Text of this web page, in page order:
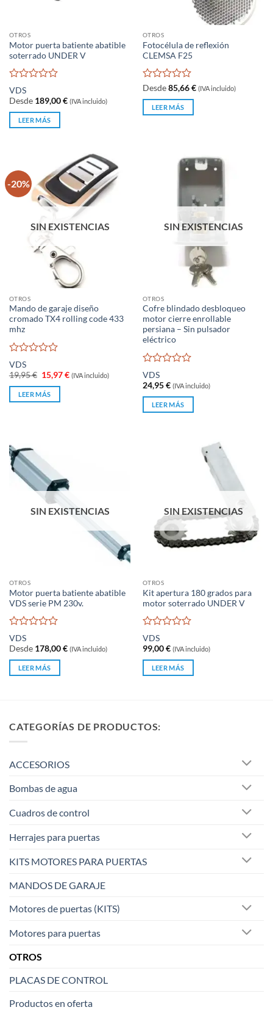
OTROS
Motor puerta batiente abatible
soterrado UNDER V
Valorado
con
0
5
VDS
Desde 189,00€ (IVA incluido)
LEER MÁS
OTROS
Fotocélula de reflexión
CLEMSA F25
Valorado
con
de
Desde 85,66€ (IVA incluido)
LEER MÁS
-20%
SIN EXISTENCIAS
OTROS
Mando de garaje diseño
cromado TX4 rolling code 433
mhz
Valorado
con
0
5
VDS
19,95€ El
precio
original
era:
15,97€El
precio
(IVA incluido)
LEER MÁS
SIN EXISTENCIAS
OTROS
Cofre blindado desbloqueo
motor cierre enrollable
persiana – Sin pulsador
eléctrico
Valorado
con
0
5
VDS
24,95€ (IVA incluido)
LEER MÁS
SIN EXISTENCIAS
OTROS
Motor puerta batiente abatible
VDS serie PM 230v.
Valorado
con
0
5
VDS
Desde 178,00€ (IVA incluido)
LEER MÁS
SIN EXISTENCIAS
OTROS
Kit apertura 180 grados para
motor soterrado UNDER V
Valorado
con
0
5
VDS
99,00€ (IVA incluido)
LEER MÁS
CATEGORÍAS DE PRODUCTOS:
ACCESORIOS
Bombas de agua
Cuadros de control
Herrajes para puertas
KITS MOTORES PARA PUERTAS
MANDOS DE GARAJE
Motores de puertas (KITS)
Motores para puertas
OTROS
PLACAS DE CONTROL
Productos en oferta